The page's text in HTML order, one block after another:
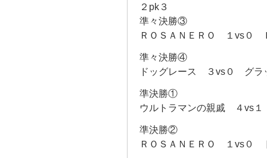
２pk３
準々決勝③
ＲＯＳＡＮＥＲＯ １vs０
準々決勝④
ドッグレース ３vs０ グラ
準決勝①
ウルトラマンの親戚 ４vs
準決勝②
ＲＯＳＡＮＥＲＯ １vs０